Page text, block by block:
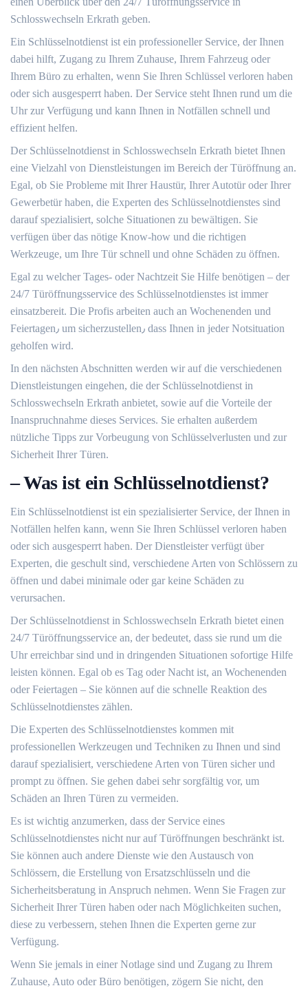
Schlosswechseln Erkrath geben.​
Ein Schlüsselnotdienst ist ein professioneller Service, der Ihnen
dabei hilft, Zugang zu Ihrem Zuhause, Ihrem Fahrzeug oder
Ihrem Büro zu erhalten, wenn Sie Ihren Schlüssel verloren haben
oder sich ausgesperrt haben.​ Der Service steht Ihnen rund um die
Uhr zur Verfügung und kann Ihnen in Notfällen schnell und
effizient helfen.​
Der Schlüsselnotdienst in Schlosswechseln Erkrath bietet Ihnen
eine Vielzahl von Dienstleistungen im Bereich der Türöffnung an.
Egal, ob Sie Probleme mit Ihrer Haustür, Ihrer Autotür oder Ihrer
Gewerbetür haben, die Experten des Schlüsselnotdienstes sind
darauf spezialisiert, solche Situationen zu bewältigen.​ Sie
verfügen über das nötige Know-how und die richtigen
Werkzeuge, um Ihre Tür schnell und ohne Schäden zu öffnen.​
Egal zu welcher Tages- oder Nachtzeit Sie Hilfe benötigen ‒ der
24/7 Türöffnungsservice des Schlüsselnotdienstes ist immer
einsatzbereit.​ Die Profis arbeiten auch an Wochenenden und
Feiertagen٫ um sicherzustellen٫ dass Ihnen in jeder Notsituation
geholfen wird.​
In den nächsten Abschnitten werden wir auf die verschiedenen
Dienstleistungen eingehen, die der Schlüsselnotdienst in
Schlosswechseln Erkrath anbietet, sowie auf die Vorteile der
Inanspruchnahme dieses Services.​ Sie erhalten außerdem
nützliche Tipps zur Vorbeugung von Schlüsselverlusten und zur
Sicherheit Ihrer Türen.​
– Was ist ein Schlüsselnotdienst?
Ein Schlüsselnotdienst ist ein spezialisierter Service, der Ihnen in
Notfällen helfen kann, wenn Sie Ihren Schlüssel verloren haben
oder sich ausgesperrt haben.​ Der Dienstleister verfügt über
Experten, die geschult sind, verschiedene Arten von Schlössern zu
öffnen und dabei minimale oder gar keine Schäden zu
verursachen.​
Der Schlüsselnotdienst in Schlosswechseln Erkrath bietet einen
24/7 Türöffnungsservice an, der bedeutet, dass sie rund um die
Uhr erreichbar sind und in dringenden Situationen sofortige Hilfe
leisten können.​ Egal ob es Tag oder Nacht ist, an Wochenenden
oder Feiertagen ‒ Sie können auf die schnelle Reaktion des
Schlüsselnotdienstes zählen.
Die Experten des Schlüsselnotdienstes kommen mit
professionellen Werkzeugen und Techniken zu Ihnen und sind
darauf spezialisiert, verschiedene Arten von Türen sicher und
prompt zu öffnen.​ Sie gehen dabei sehr sorgfältig vor, um
Schäden an Ihren Türen zu vermeiden.​
Es ist wichtig anzumerken, dass der Service eines
Schlüsselnotdienstes nicht nur auf Türöffnungen beschränkt ist.​
Sie können auch andere Dienste wie den Austausch von
Schlössern, die Erstellung von Ersatzschlüsseln und die
Sicherheitsberatung in Anspruch nehmen.​ Wenn Sie Fragen zur
Sicherheit Ihrer Türen haben oder nach Möglichkeiten suchen,
diese zu verbessern, stehen Ihnen die Experten gerne zur
Verfügung.​
Wenn Sie jemals in einer Notlage sind und Zugang zu Ihrem
Zuhause, Auto oder Büro benötigen, zögern Sie nicht, den